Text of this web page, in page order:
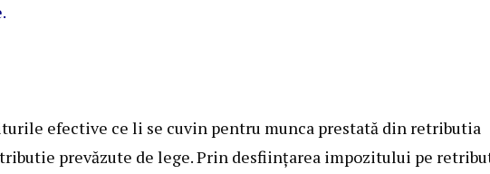
efective ce li se cuvin pentru munca prestată din retributia
prevăzute de lege. Prin desfiinţarea impozitului pe